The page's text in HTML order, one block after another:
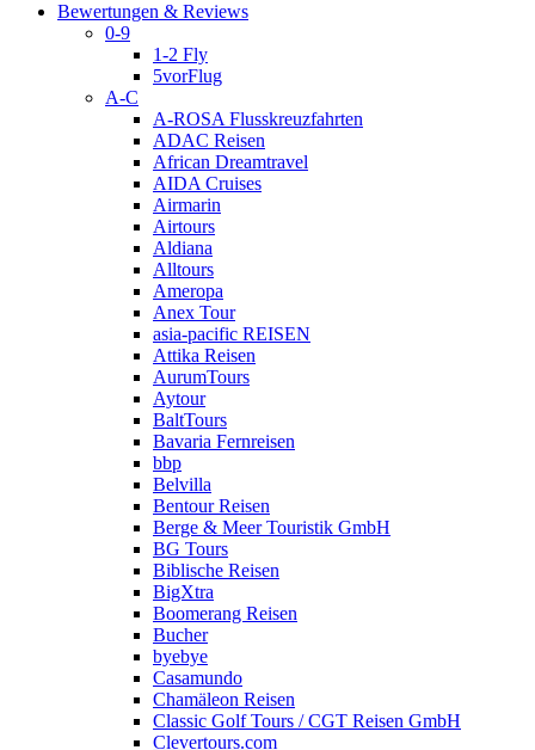
Bewertungen & Reviews
0-9
1-2 Fly
5vorFlug
A-C
A-ROSA Flusskreuzfahrten
ADAC Reisen
African Dreamtravel
AIDA Cruises
Airmarin
Airtours
Aldiana
Alltours
Ameropa
Anex Tour
asia-pacific REISEN
Attika Reisen
AurumTours
Aytour
BaltTours
Bavaria Fernreisen
bbp
Belvilla
Bentour Reisen
Berge & Meer Touristik GmbH
BG Tours
Biblische Reisen
BigXtra
Boomerang Reisen
Bucher
byebye
Casamundo
Chamäleon Reisen
Classic Golf Tours / CGT Reisen GmbH
Clevertours.com